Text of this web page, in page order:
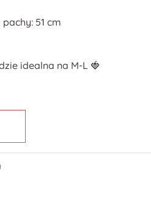
51 cm
idealna na M-L 🍓